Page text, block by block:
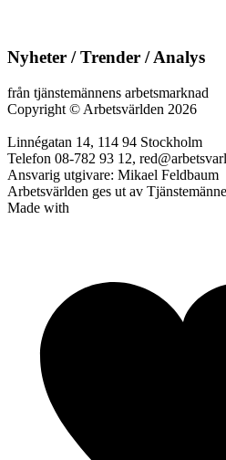
Nyheter / Trender / Analys
från tjänstemännens arbetsmarknad
Copyright © Arbetsvärlden 2026
Linnégatan 14, 114 94 Stockholm
Telefon 08-782 93 12,
Ansvarig utgivare: Mikael Feldbaum
Arbetsvärlden ges ut av
Made with